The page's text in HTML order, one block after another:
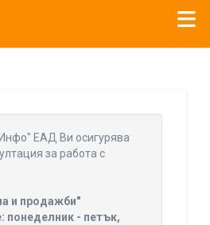
с настоящото съобщение
че „Нет Инфо“ ЕАД (
Adwiseсчитано от
г
ЕАД Ви осигурява
за работа с
и продажби"
понеделник - петък,